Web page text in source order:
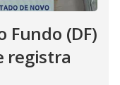
Fundo (DF)
registra